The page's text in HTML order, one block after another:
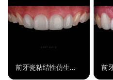
前牙瓷粘结性仿生修复